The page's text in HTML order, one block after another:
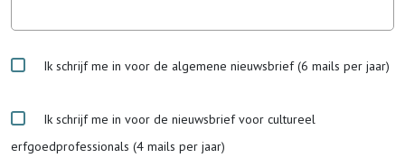
Ik schrijf me in voor de algemene nieuwsbrief (6 mails per jaar)
Ik schrijf me in voor de nieuwsbrief voor cultureel
erfgoedprofessionals (4 mails per jaar)